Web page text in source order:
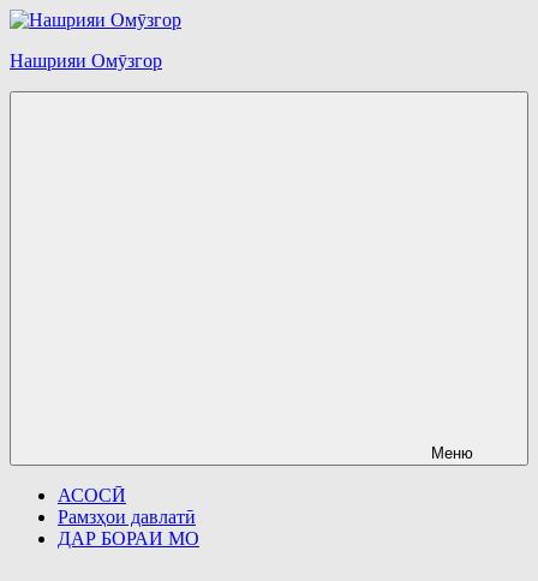
Перейти
содержимому
Нашрияи Омӯзгор
Меню
АСОСӢ
Рамзҳои давлатӣ
ДАР БОРАИ МО